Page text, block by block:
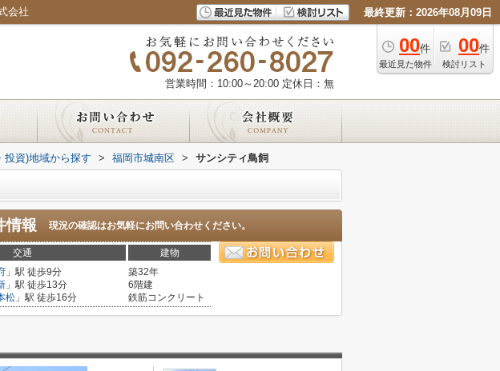
会社 最終更新：2026年08月09日
00件
最近見た物件
00件
検討リスト
営業時間：10:00～20:00 定休日：無
投資)地域から探す > 福岡市城南区 > サンシティ鳥飼
情報 現況の確認はお気軽にお問い合わせください。
交通 建物
」駅 徒歩9分
」駅 徒歩13分
松 」駅 徒歩16分
築32年
6階建
鉄筋コンクリート